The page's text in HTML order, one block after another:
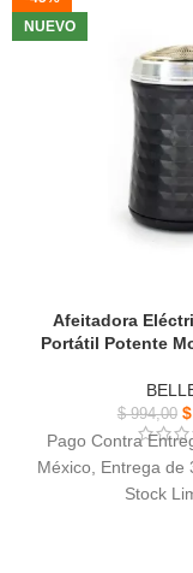
NUEVO
Afeitadora
Portátil Potente
$994,00 $
Pago Contra
México, Entrega de
Stock